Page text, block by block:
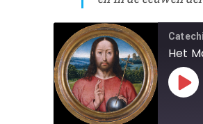
Het